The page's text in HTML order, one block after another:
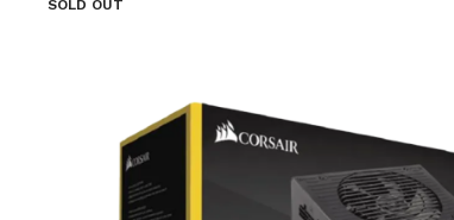
SOLD OUT